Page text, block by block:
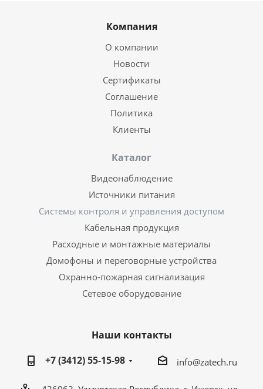
Компания
О компании
Новости
Сертификаты
Соглашение
Политика
Клиенты
Каталог
Видеонаблюдение
Источники питания
Системы контроля и управления доступом
Кабельная продукция
Расходные и монтажные материалы
Домофоны и переговорные устройства
Охранно-пожарная сигнализация
Сетевое оборудование
Наши контакты
+7 (3412) 55-15-98
info@zatech.ru